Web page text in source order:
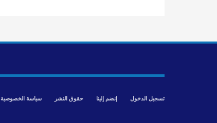
سياسة الخصوصية حقوق النشر إنضم إلينا تسجيل الدخول